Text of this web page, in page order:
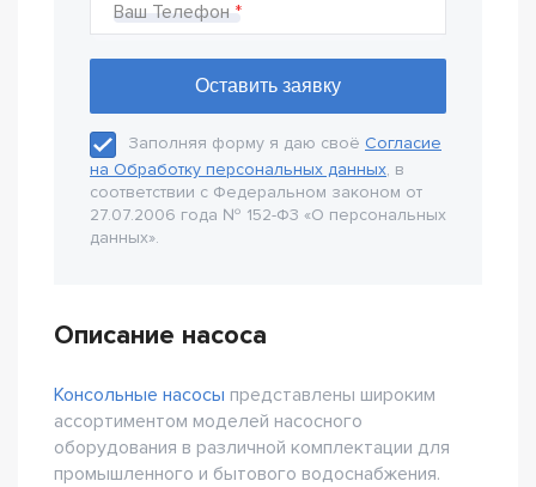
Ваш Телефон
Заполняя форму я даю своё Согласие
на Обработку персональных данных, в
соответствии с Федеральном законом от
27.07.2006 года № 152-Ф3 «О персональных
данных».
Описание насоса
Консольные насосы представлены широким
ассортиментом моделей насосного
оборудования в различной комплектации для
промышленного и бытового водоснабжения.